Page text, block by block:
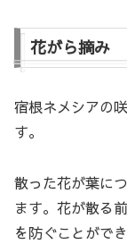
花がら摘み
宿根ネメシアの
す。
散った花が葉に
ます。花が散る
を防ぐことができ